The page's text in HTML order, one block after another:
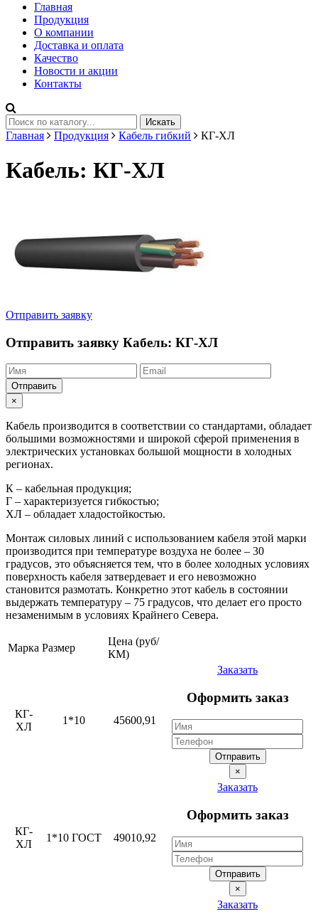
Главная
Продукция
О компании
Доставка и оплата
Качество
Новости и акции
Контакты
Искать
Главная Продукция Кабель гибкий КГ-ХЛ
Кабель: КГ-ХЛ
Отправить заявку
Отправить заявку Кабель: КГ-ХЛ
Отправить
×
Кабель производится в соответствии со стандартами, обладает
большими возможностями и широкой сферой применения в
электрических установках большой мощности в холодных
регионах.
К – кабельная продукция;
Г – характеризуется гибкостью;
ХЛ – обладает хладостойкостью.
Монтаж силовых линий с использованием кабеля этой марки
производится при температуре воздуха не более – 30
градусов, это объясняется тем, что в более холодных условиях
поверхность кабеля затвердевает и его невозможно
становится размотать. Конкретно этот кабель в состоянии
выдержать температуру – 75 градусов, что делает его просто
незаменимым в условиях Крайнего Севера.
Марка Размер
Цена (руб/
КМ)
КГ-
ХЛ
1*10 45600,91
Заказать
Оформить заказ
Отправить
×
КГ-
ХЛ
1*10 ГОСТ 49010,92
Заказать
Оформить заказ
Отправить
×
Заказать